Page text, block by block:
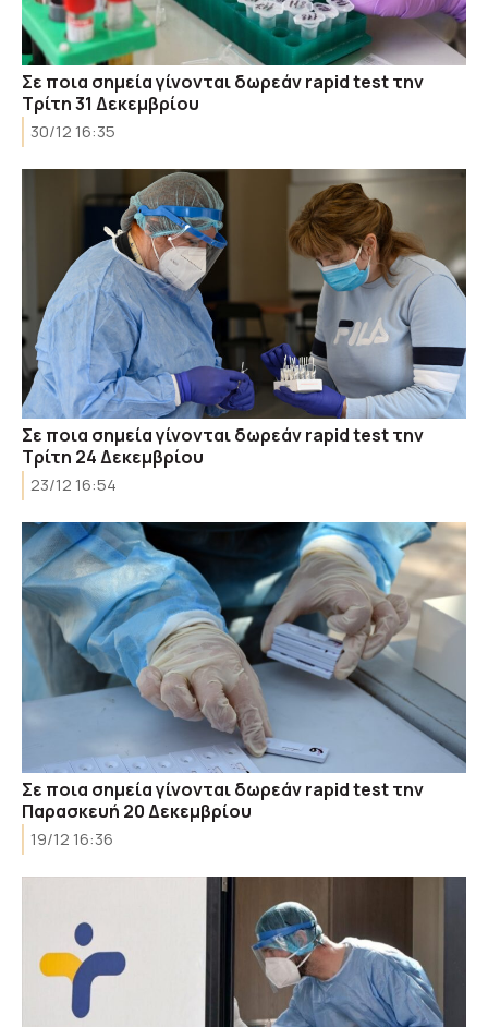
Σε ποια σημεία γίνονται δωρεάν rapid test την
Tρίτη 31 Δεκεμβρίου
30/12 16:35
Σε ποια σημεία γίνονται δωρεάν rapid test την
Tρίτη 24 Δεκεμβρίου
23/12 16:54
Σε ποια σημεία γίνονται δωρεάν rapid test την
Παρασκευή 20 Δεκεμβρίου
19/12 16:36